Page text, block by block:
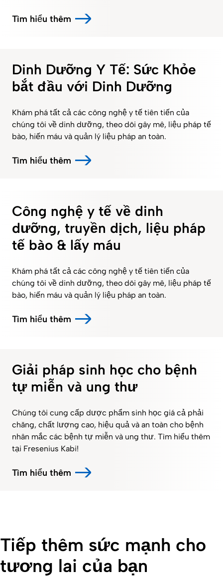
Tìm hiểu thêm
Dinh Dưỡng Y Tế: Sức Khỏe
bắt đầu với Dinh Dưỡng
Khám phá tất cả các công nghệ y tế tiên tiến của
chúng tôi về dinh dưỡng, theo dõi gây mê, liệu pháp tế
bào, hiến máu và quản lý liệu pháp an toàn.
Tìm hiểu thêm
Công nghệ y tế về dinh
dưỡng, truyền dịch, liệu pháp
tế bào & lấy máu
Khám phá tất cả các công nghệ y tế tiên tiến của
chúng tôi về dinh dưỡng, theo dõi gây mê, liệu pháp tế
bào, hiến máu và quản lý liệu pháp an toàn.
Tìm hiểu thêm
Giải pháp sinh học cho bệnh
tự miễn và ung thư
Chúng tôi cung cấp dược phẩm sinh học giá cả phải
chăng, chất lượng cao, hiệu quả và an toàn cho bệnh
nhân mắc các bệnh tự miễn và ung thư. Tìm hiểu thêm
tại Fresenius Kabi!
Tìm hiểu thêm
Tiếp thêm sức mạnh cho
tương lai của bạn